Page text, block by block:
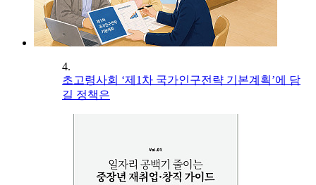
4.
초고령사회 ‘제1차 국가인구전략 기본계획’에 담
길 정책은